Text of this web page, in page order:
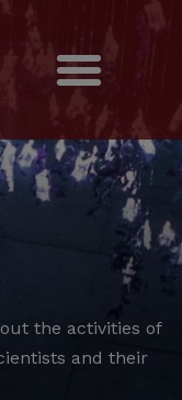
the activities of
and their